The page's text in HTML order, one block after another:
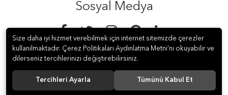
Sosyal Medya
© 2019 LEMBAY İÇ VE DIŞ TİC. LTD. ŞTİ. Tüm hakları saklıdır.
Size daha iyi hizmet verebilmek için internet sitemizde çerezler
kullanılmaktadır. Çerez Politikaları Aydınlatma Metni’ni okuyabilir ve
dilerseniz tercihlerinizi değiştirebilirsiniz.
Tercihleri Ayarla Tümünü Kabul Et